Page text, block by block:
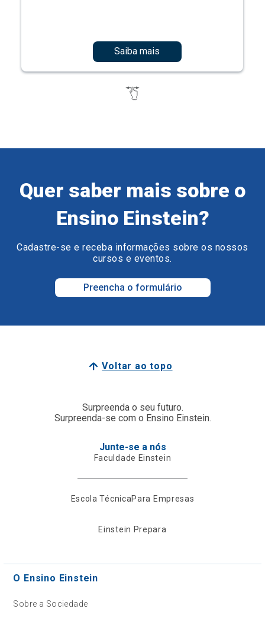
Saiba mais
Quer saber mais sobre o
Ensino Einstein?
Cadastre-se e receba informações sobre os nossos
cursos e eventos.
Preencha o formulário
Voltar ao topo
Surpreenda o seu futuro.
Surpreenda-se com o Ensino Einstein.
Junte-se a nós
Faculdade Einstein
Escola TécnicaPara Empresas
Einstein Prepara
O Ensino Einstein
Sobre a Sociedade